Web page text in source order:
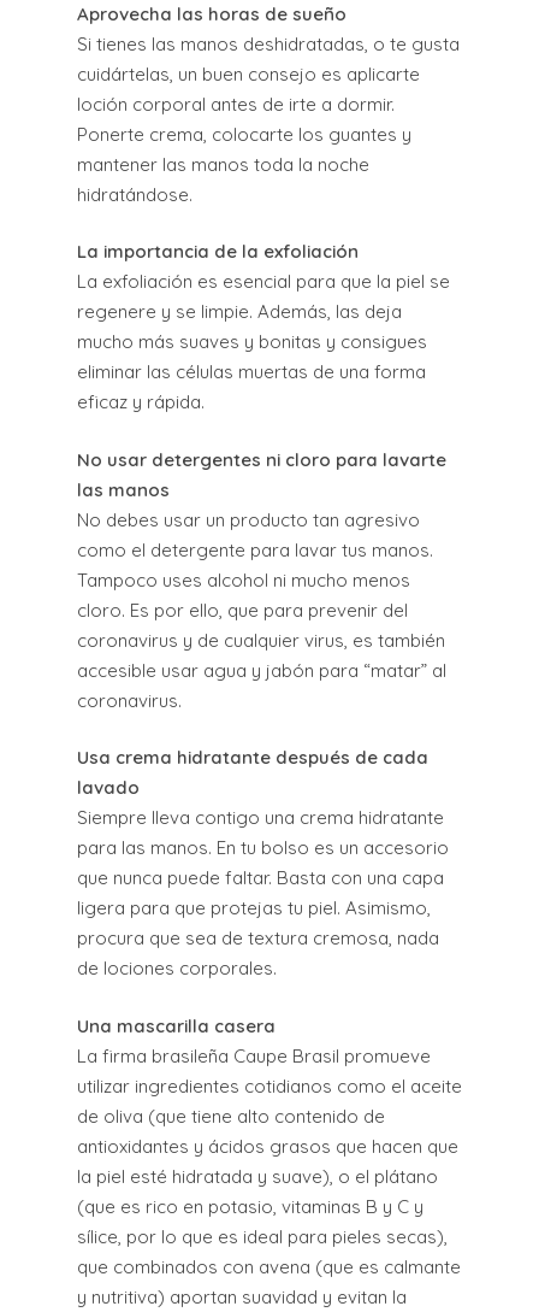
Aprovecha las horas de sueño
Si tienes las manos deshidratadas, o te gusta
cuidártelas, un buen consejo es aplicarte
loción corporal antes de irte a dormir.
Ponerte crema, colocarte los guantes y
mantener las manos toda la noche
hidratándose.
La importancia de la exfoliación
La exfoliación es esencial para que la piel se
regenere y se limpie. Además, las deja
mucho más suaves y bonitas y consigues
eliminar las células muertas de una forma
eficaz y rápida.
No usar detergentes ni cloro para lavarte
las manos
No debes usar un producto tan agresivo
como el detergente para lavar tus manos.
Tampoco uses alcohol ni mucho menos
cloro. Es por ello, que para prevenir del
coronavirus y de cualquier virus, es también
accesible usar agua y jabón para “matar” al
coronavirus.
Usa crema hidratante después de cada
lavado
Siempre lleva contigo una crema hidratante
para las manos. En tu bolso es un accesorio
que nunca puede faltar. Basta con una capa
ligera para que protejas tu piel. Asimismo,
procura que sea de textura cremosa, nada
de lociones corporales.
Una mascarilla casera
La firma brasileña Caupe Brasil promueve
utilizar ingredientes cotidianos como el aceite
de oliva (que tiene alto contenido de
antioxidantes y ácidos grasos que hacen que
la piel esté hidratada y suave), o el plátano
(que es rico en potasio, vitaminas B y C y
sílice, por lo que es ideal para pieles secas),
que combinados con avena (que es calmante
y nutritiva) aportan suavidad y evitan la